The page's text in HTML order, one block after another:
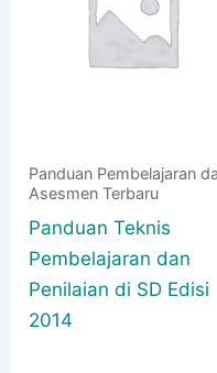
Panduan Pembelajaran
Asesmen Terbaru
Panduan Teknis
Pembelajaran dan
Penilaian di SD Edisi
2014